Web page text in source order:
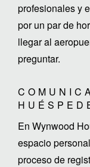
profesionales y
por un par de
llegar al
preguntar.
En Wynwood
espacio
proceso de